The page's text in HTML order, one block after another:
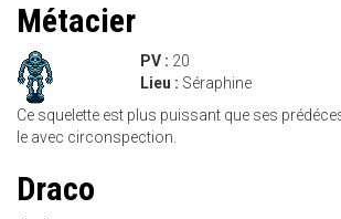
Métacier
PV : 20
Lieu : Séraphine
Ce squelette est plus puissant que ses
le avec circonspection.
Draco